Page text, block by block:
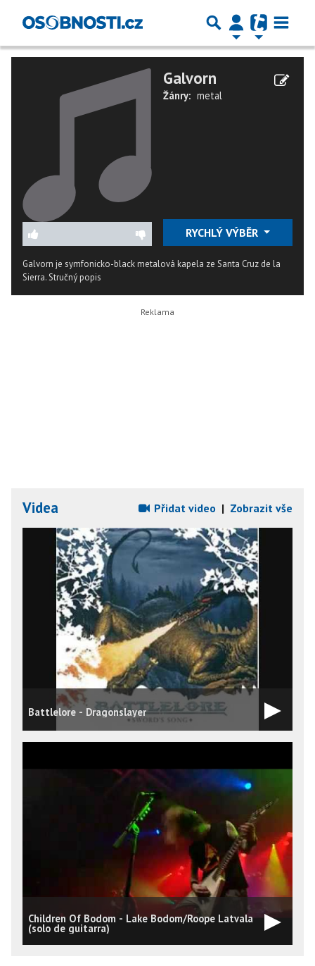
Galvorn
Žánry: metal
RYCHLÝ VÝBĚR
Galvorn je symfonicko-black metalová kapela ze Santa Cruz de la
Sierra.Stručný popis
Videa Přidat video | Zobrazit vše
Battlelore - Dragonslayer
Children Of Bodom - Lake Bodom/Roope Latvala
(solo de guitarra)